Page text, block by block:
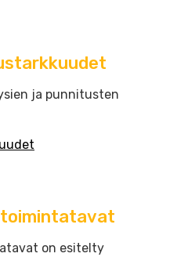
ja punnitusten
on esitelty